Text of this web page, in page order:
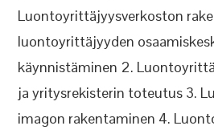
Luontoyrittäjyysverkoston
luontoyrittäjyyden
käynnistäminen 2.
ja yritysrekisterin toteutus 3.
imagon rakentaminen 4.